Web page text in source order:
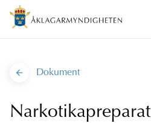
Dokument
Narkotikapreparat